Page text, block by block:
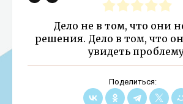
Дело не в том, что они
решения. Дело в том, что
увидеть
Поделиться: